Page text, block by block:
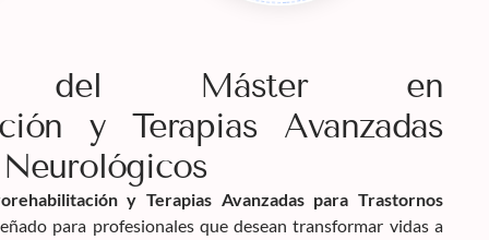
del Máster en
y Terapias Avanzadas
y Terapias Avanzadas para Trastornos
para profesionales que desean transformar vidas a